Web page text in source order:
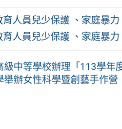
育人員兒少保護 、家庭暴
育人員兒少保護 、家庭暴
級中等學校辦理「113學年
舉辦女性科學暨創藝手作營